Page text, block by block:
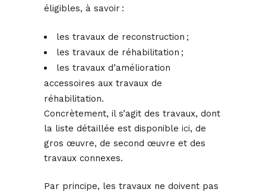
éligibles, à savoir :
les travaux de reconstruction ;
les travaux de réhabilitation ;
les travaux d’amélioration
accessoires aux travaux de
réhabilitation.
Concrètement, il s’agit des travaux, dont
la liste détaillée est disponible ici, de
gros œuvre, de second œuvre et des
travaux connexes.
Par principe, les travaux ne doivent pas